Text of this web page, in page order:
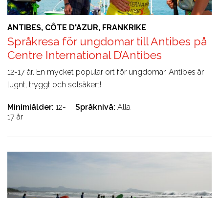
ANTIBES, CÔTE D'AZUR, FRANKRIKE
Språkresa för ungdomar till Antibes på
Centre International D’Antibes
12-17 år. En mycket populär ort för ungdomar. Antibes är
lugnt, tryggt och solsäkert!
Minimiålder 12-
17 år
Språknivå Alla